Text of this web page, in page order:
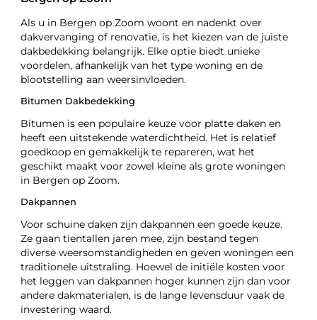
Als u in Bergen op Zoom woont en nadenkt over
dakvervanging of renovatie, is het kiezen van de juiste
dakbedekking belangrijk. Elke optie biedt unieke
voordelen, afhankelijk van het type woning en de
blootstelling aan weersinvloeden.
Bitumen Dakbedekking
Bitumen is een populaire keuze voor platte daken en
heeft een uitstekende waterdichtheid. Het is relatief
goedkoop en gemakkelijk te repareren, wat het
geschikt maakt voor zowel kleine als grote woningen
in Bergen op Zoom.
Dakpannen
Voor schuine daken zijn dakpannen een goede keuze.
Ze gaan tientallen jaren mee, zijn bestand tegen
diverse weersomstandigheden en geven woningen een
traditionele uitstraling. Hoewel de initiële kosten voor
het leggen van dakpannen hoger kunnen zijn dan voor
andere dakmaterialen, is de lange levensduur vaak de
investering waard.